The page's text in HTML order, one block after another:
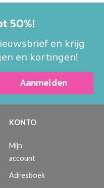
50%!
en krijg
en kortingen!
Aanmelden
KONTO
Mijn
account
Adresboek